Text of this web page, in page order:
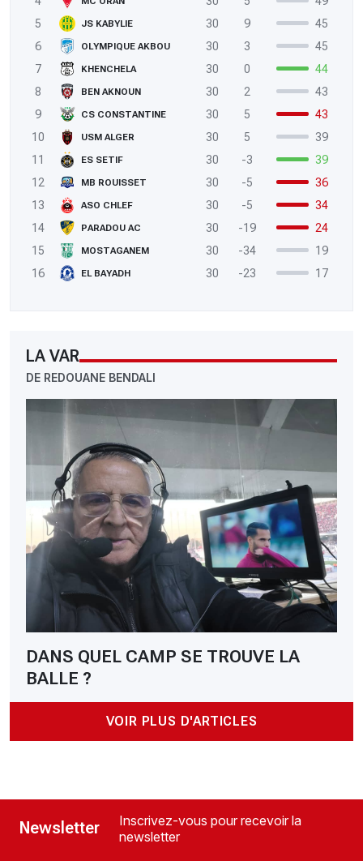
5
JS KABYLIE 30 9
45
6
OLYMPIQUE AKBOU 30 3
45
7
KHENCHELA 30 0
44
8
BEN AKNOUN 30 2
43
9
CS CONSTANTINE 30 5
43
10
USM ALGER 30 5
39
11
ES SETIF 30 -3
39
12
MB ROUISSET 30 -5
36
13
ASO CHLEF 30 -5
34
14
PARADOU AC 30 -19
24
15
MOSTAGANEM 30 -34
19
16
EL BAYADH 30 -23 17
LA VAR
DE REDOUANE BENDALI
DANS QUEL CAMP SE TROUVE LA
BALLE ?
VOIR PLUS D'ARTICLES
Newsletter
Inscrivez-vous pour recevoir la
newsletter